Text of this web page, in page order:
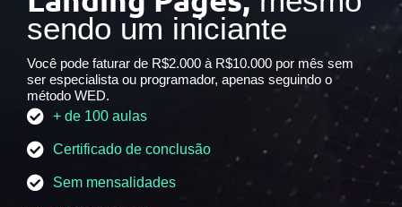
sendo um iniciante
Você pode faturar de R$2.000 à R$10.000 por mês sem
ser especialista ou programador, apenas seguindo o
método WED.
+ de 100 aulas
Certificado de conclusão
Sem mensalidades